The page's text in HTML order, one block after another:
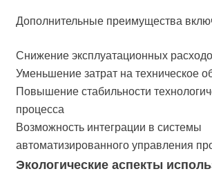
Дополнительные преимущества
Снижение эксплуатационных
Уменьшение затрат на техническое
Повышение стабильности
процесса
Возможность интеграции в системы
автоматизированного управления
Экологические аспекты